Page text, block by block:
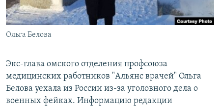
Все сайты РСЕ/РС
Ольга Белова
Экс-глава омского отделения профсоюза
медицинских работников "Альянс врачей" Ольга
Белова уехала из России из-за уголовного дела о
военных фейках. Информацию редакции